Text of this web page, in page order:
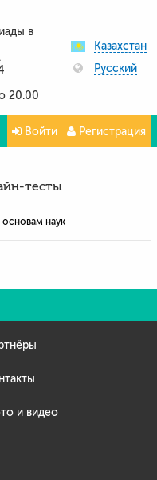
в
20.00
Казахстан
Русский
Войти Регистрация
тесты
наук
и видео